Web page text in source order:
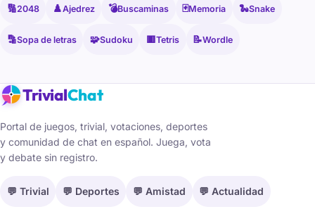
🔢2048 ♟️Ajedrez 💣Buscaminas 🃏Memoria 🐍Snake
🔡Sopa de letras 🧩Sudoku 🟥Tetris 📝Wordle
TrivialChat
Portal de juegos, trivial, votaciones, deportes
y comunidad de chat en español. Juega, vota
y debate sin registro.
💬 Trivial 💬 Deportes 💬 Amistad 💬 Actualidad